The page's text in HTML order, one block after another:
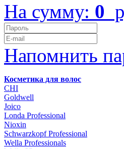
На сумму: 0
Напомнить
Косметика для волос
CHI
Goldwell
Joico
Londa Professional
Nioxin
Schwarzkopf Professional
Wella Professionals